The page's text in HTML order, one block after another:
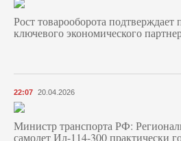
Рост товарооборота
ключевого экономического
22:07 20.04.2026
Министр транспорта РФ:
самолет Ил-114-300 практически